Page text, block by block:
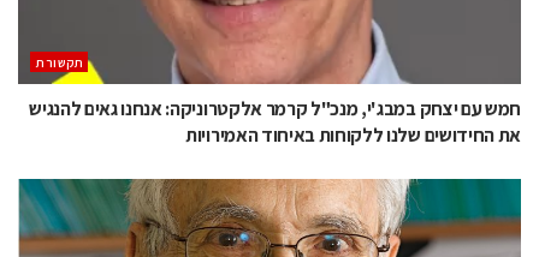
תקשורת
חמש עם יצחק במבג'י, מנכ"ל קרמר אלקטרוניקה: אנחנו גאים להנגיש
את החידושים שלנו ללקוחות באיחוד האמירויות